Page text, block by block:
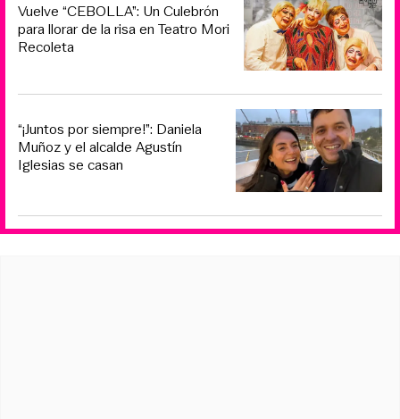
Vuelve “CEBOLLA”: Un Culebrón
para llorar de la risa en Teatro Mori
Recoleta
“¡Juntos por siempre!”: Daniela
Muñoz y el alcalde Agustín
Iglesias se casan